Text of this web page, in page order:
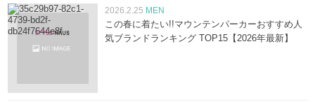
2026.2.25 MEN
この春に着たい!!マウンテンパーカーおすすめ人
気ブランドランキング TOP15【2026年最新】